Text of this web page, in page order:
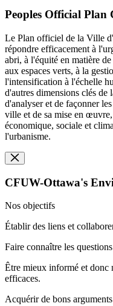
Peoples Official Plan
Le Plan officiel de la Ville
répondre efficacement à
abri, à l'équité en matière
aux espaces verts, à la
l'intensification à l'échelle
d'autres dimensions clés
d'analyser et de façonner
ville et de sa mise en
économique, sociale et
l'urbanisme.
CFUW-Ottawa's
Nos objectifs
Établir des liens et
Faire connaître les
Être mieux informé et donc
efficaces.
Acquérir de bons